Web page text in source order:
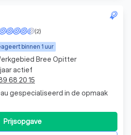
binnen 1 uur
(2)
gespecialiseerd in de opmaak
Prijsopgave
Bree Opitter
actief
68 20 15